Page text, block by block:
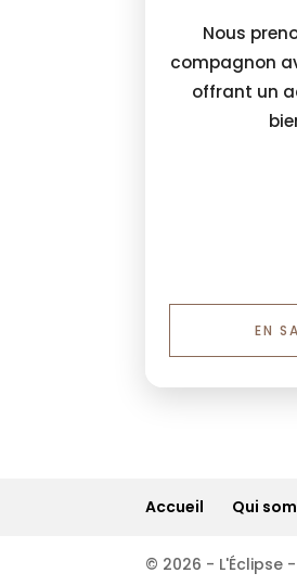
Nous
compagnon
offrant un
EN
Accueil Qui
© 2026 - L'Éclipse